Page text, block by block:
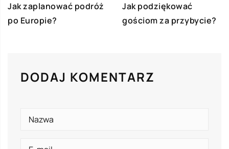
Jak zaplanować podróż
po Europie?
Jak podziękować
gościom za przybycie?
DODAJ KOMENTARZ